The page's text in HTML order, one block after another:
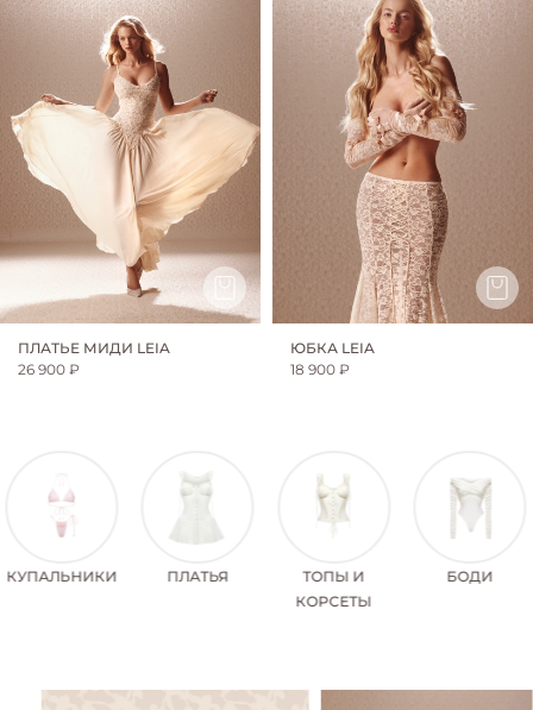
ПЛАТЬЕ МИДИ LEIA
26 900 ₽
ЮБКА LEIA
18 900 ₽
КУПАЛЬНИКИ ПЛАТЬЯ
ТОПЫ И
КОРСЕТЫ
БОДИ